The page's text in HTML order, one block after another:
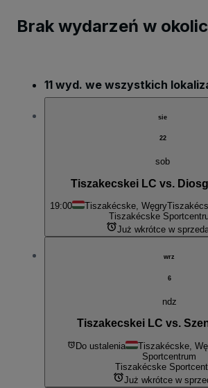
Brak wydarzeń w
11 wyd. we wszystkich
sie
22
sob
Tiszakecskei LC vs.
19:00 Tiszakécske, Węgry
Tiszakécske
Już wkrótce w
wrz
6
ndz
Tiszakecskei LC vs.
Do ustalenia Tiszakécske,
Sportcentrum
Tiszakécske
Już wkrótce w